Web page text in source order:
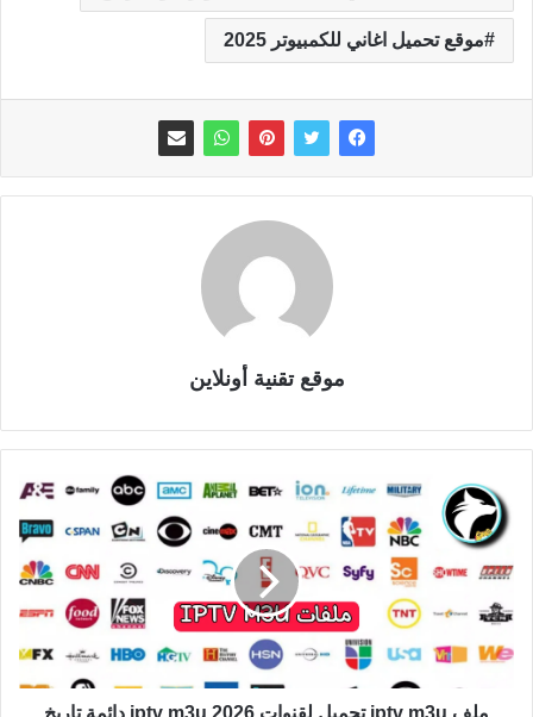
موقع تحميل اغاني للكمبيوتر 2025
موقع تقنية أونلاين
ملف iptv m3u تحميل لقنوات iptv m3u 2026 دائمة تاريخ